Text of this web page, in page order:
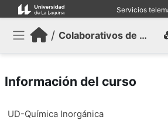
Salta al contenido principal Servicios
/ Colaborativos de trabajo (Antiguo)
Información del curso
UD-Química Inorgánica